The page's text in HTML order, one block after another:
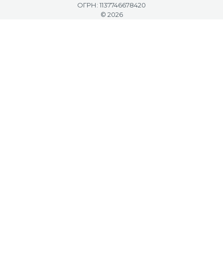
ОГРН: 1137746678420
© 2026